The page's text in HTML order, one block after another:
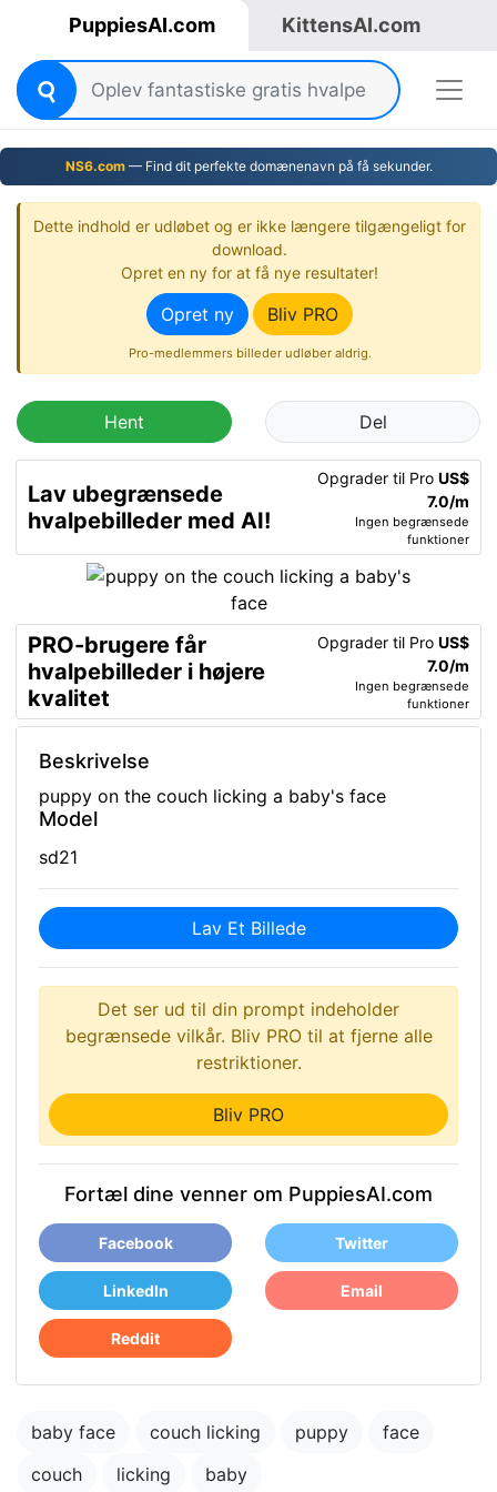
PuppiesAI.com KittensAI.com
NS6.com— Find dit perfekte domænenavn på få sekunder.
Dette indhold er udløbet og er ikke længere tilgængeligt for
download.
Opret en ny for at få nye resultater!
Opret ny Bliv PRO
Pro-medlemmers billeder udløber aldrig.
Hent Del
Lav ubegrænsede
hvalpebilleder med AI!
Opgrader til Pro US$
7.0/m
Ingen begrænsede
funktioner
PRO-brugere får
hvalpebilleder i højere
kvalitet
Opgrader til Pro US$
7.0/m
Ingen begrænsede
funktioner
Beskrivelse
puppy on the couch licking a baby's face
Model
sd21
Lav Et Billede
Det ser ud til din prompt indeholder
begrænsede vilkår. Bliv PRO til at fjerne alle
restriktioner.
Bliv PRO
Fortæl dine venner om PuppiesAI.com
Facebook Twitter
LinkedIn Email
Reddit
baby face couch licking puppy
face
couch
licking baby